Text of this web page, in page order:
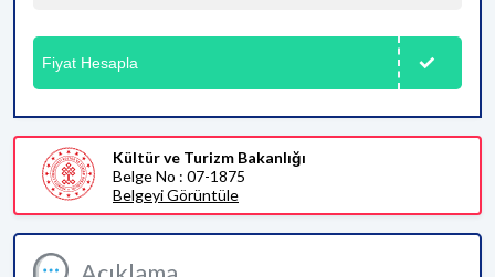
Fiyat Hesapla
Kültür ve Turizm Bakanlığı
Belge No : 07-1875
Belgeyi Görüntüle